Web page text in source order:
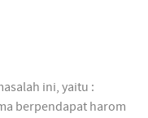
ini, yaitu :
berpendapat harom